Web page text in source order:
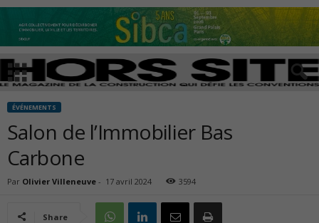
ÉVÉNEMENTS
Salon de l’Immobilier Bas
Carbone
Par Olivier Villeneuve - 17 avril 2024 3594
Share